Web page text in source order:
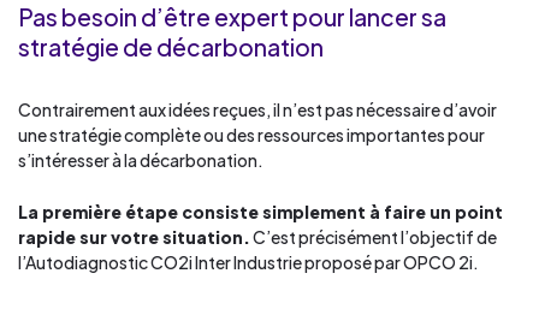
Pas besoin d’être expert pour lancer sa
stratégie de décarbonation
Contrairement aux idées reçues, il n’est pas nécessaire d’avoir
une stratégie complète ou des ressources importantes pour
s’intéresser à la décarbonation.
La première étape consiste simplement à faire un point
rapide sur votre situation.C’est précisément l’objectif de
l’Autodiagnostic CO2i Inter Industrie proposé par OPCO 2i.